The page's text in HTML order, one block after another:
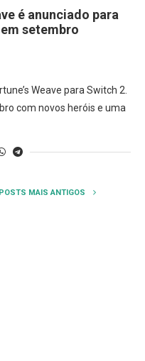
é anunciado para
setembro
Weave para Switch 2.
com novos heróis e uma
POSTS MAIS ANTIGOS